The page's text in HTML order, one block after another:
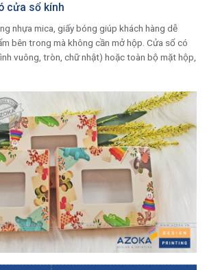
cửa sổ kính
nhựa mica, giấy bóng giúp khách hàng dễ
bên trong mà không cần mở hộp. Cửa sổ có
vuông, tròn, chữ nhật) hoặc toàn bộ mặt hộp,